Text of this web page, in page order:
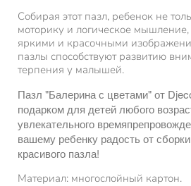
Собирая этот пазл, ребенок не
моторику и логическое
яркими и красочными
пазлы способствуют развитию
терпения у малышей.
Пазл "Балерина с цветами" от
подарком для детей любого
увлекательного
вашему ребенку радость от сборки
красивого пазла!
Материал: многослойный картон.